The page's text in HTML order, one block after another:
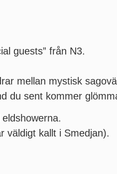
guests” från N3.
mellan mystisk
du sent kommer
väldigt kallt i Smedjan).